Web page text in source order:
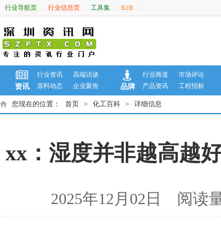
行业导航页 行业信息页 工具集 B2B
资讯
行业资讯
高端访谈
原料动态
企业聚焦 品牌
行业商道
市场评论
产品资讯
工程招标
您现在的位置： 首页 > 化工百科 > 详细信息
xx：湿度并非越高越
2025年12月02日 阅